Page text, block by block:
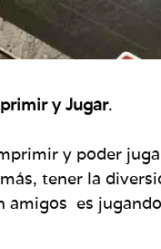
y Jugar.
y poder
tener la
es